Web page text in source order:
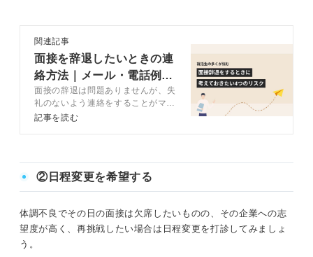
関連記事
面接を辞退したいときの連
絡方法｜メール・電話例文
やマナーを解説
面接の辞退は問題ありませんが、失
礼のないよう連絡をすることがマナ
ーです。特に3つのマナーが不可
記事を読む
②日程変更を希望する
体調不良でその日の面接は欠席したいものの、その企業への志
望度が高く、再挑戦したい場合は日程変更を打診してみましょ
う。